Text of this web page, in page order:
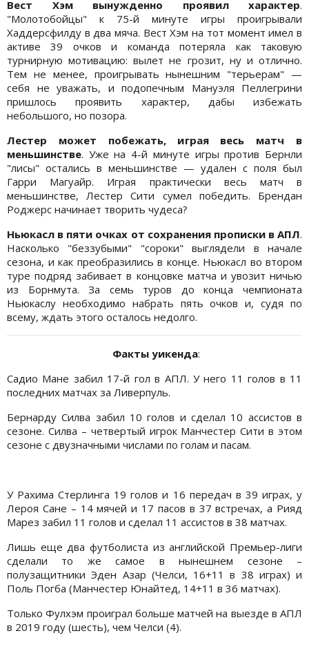
Вест Хэм вынужденно проявил характер.
"Молотобойцы" к 75-й минуте игры проигрывали
Хаддерсфилду в два мяча. Вест Хэм на тот момент имел в
активе 39 очков и команда потеряла как таковую
турнирную мотивацию: вылет не грозит, ну и отлично.
Тем не менее, проигрывать нынешним "терьерам" —
себя не уважать, и подопечным Мануэля Пеллегрини
пришлось проявить характер, дабы избежать
небольшого, но позора.
Лестер может побежать, играя весь матч в
меньшинстве. Уже на 4-й минуте игры против Бернли
"лисы" остались в меньшинстве — удален с поля был
Гарри Магуайр. Играя практически весь матч в
меньшинстве, Лестер Сити сумел победить. Брендан
Роджерс начинает творить чудеса?
Ньюкасл в пяти очках от сохранения прописки в АПЛ.
Насколько "беззубыми" "сороки" выглядели в начале
сезона, и как преобразились в конце. Ньюкасл во втором
туре подряд забивает в концовке матча и увозит ничью
из Борнмута. За семь туров до конца чемпионата
Ньюкаслу необходимо набрать пять очков и, судя по
всему, ждать этого осталось недолго.
Факты уикенда:
Садио Мане забил 17-й гол в АПЛ. У него 11 голов в 11
последних матчах за Ливерпуль.
Бернарду Силва забил 10 голов и сделал 10 ассистов в
сезоне. Силва – четвертый игрок Манчестер Сити в этом
сезоне с двузначными числами по голам и пасам.
У Рахима Стерлинга 19 голов и 16 передач в 39 играх, у
Лероя Сане – 14 мячей и 17 пасов в 37 встречах, а Рияд
Марез забил 11 голов и сделал 11 ассистов в 38 матчах.
Лишь еще два футболиста из английской Премьер-лиги
сделали то же самое в нынешнем сезоне –
полузащитники Эден Азар (Челси, 16+11 в 38 играх) и
Поль Погба (Манчестер Юнайтед, 14+11 в 36 матчах).
Только Фулхэм проиграл больше матчей на выезде в АПЛ
в 2019 году (шесть), чем Челси (4).